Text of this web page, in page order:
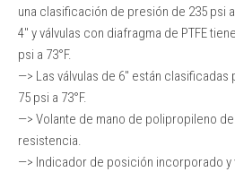
una clasificación de presión de 235 psi a
4″ y válvulas con diafragma de PTFE
psi a 73°F.
—> Las válvulas de 6″ están clasificadas
75 psi a 73°F.
—> Volante de mano de polipropileno
resistencia.
—> Indicador de posición incorporado y